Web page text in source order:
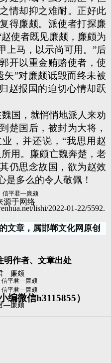
情却抑之难耐。正好此
得廉颇。派使者打探廉
使者既见廉颇，廉颇为
上马，以示尚可用。”后
开以重金贿赂使者，使
”对廉颇诋毁而终未被
赵报国的迫切心情却跃
国，就悄悄地派人来劝
楚国后，被封为大将，
，并还说，“我思用赵
用。廉颇亡魏奔楚，老
仍思念故国，欲为赵效
是多么的令人敬佩！
源于网络
lishi/2022-01-22/5592.
文章，属邯郸文化网原创
明作者、文章出处
编微信h3115855）